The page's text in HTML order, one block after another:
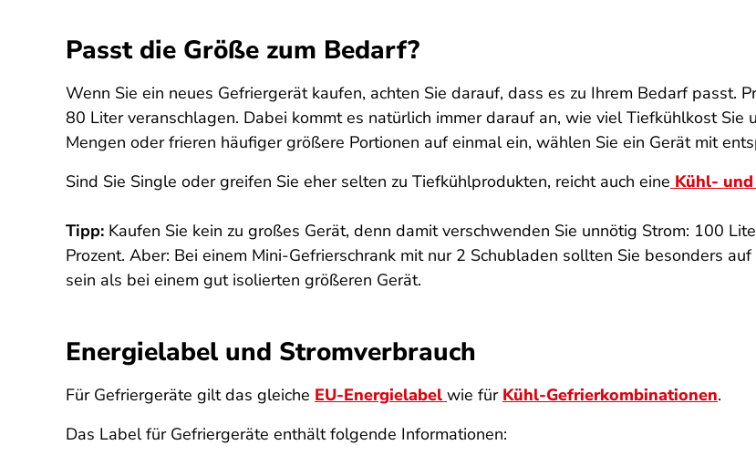
Passt die Größe zum Bedarf?
Wenn Sie ein neues Gefriergerät kaufen, achten Sie darauf, dass es zu Ihrem Bedarf passt.
80 Liter veranschlagen. Dabei kommt es natürlich immer darauf an, wie viel Tiefkühlkost
Mengen oder frieren häufiger größere Portionen auf einmal ein, wählen Sie ein Gerät mit
Sind Sie Single oder greifen Sie eher selten zu Tiefkühlprodukten, reicht auch eine Kühl-
Tipp: Kaufen Sie kein zu großes Gerät, denn damit verschwenden Sie unnötig Strom: 100
Prozent. Aber: Bei einem Mini-Gefrierschrank mit nur 2 Schubladen sollten Sie besonders
sein als bei einem gut isolierten größeren Gerät.
Energielabel und Stromverbrauch
Für Gefriergeräte gilt das gleiche EU-Energielabel wie für Kühl-Gefrierkombinationen.
Das Label für Gefriergeräte enthält folgende Informationen: